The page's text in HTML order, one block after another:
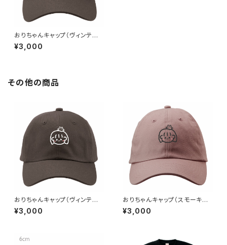
おりちゃんキャップ（ヴィンテー
ジブラック）
¥3,000
その他の商品
おりちゃんキャップ（ヴィンテー
ジブラック）
¥3,000
おりちゃんキャップ（スモーキー
モーブ）
¥3,000